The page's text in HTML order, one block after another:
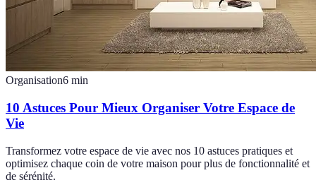
Organisation6 min
10 Astuces Pour Mieux Organiser Votre Espace de
Vie
Transformez votre espace de vie avec nos 10 astuces pratiques et
optimisez chaque coin de votre maison pour plus de fonctionnalité et
de sérénité.